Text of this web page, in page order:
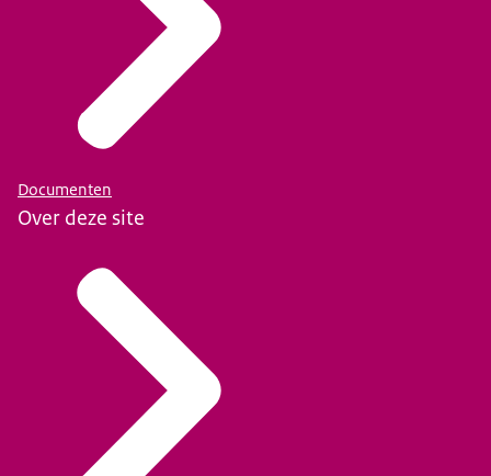
Documenten
Over deze site